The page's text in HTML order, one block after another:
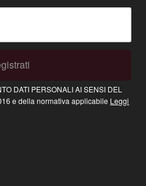
DATI PERSONALI AI SENSI DEL
e della normativa applicabile Leggi